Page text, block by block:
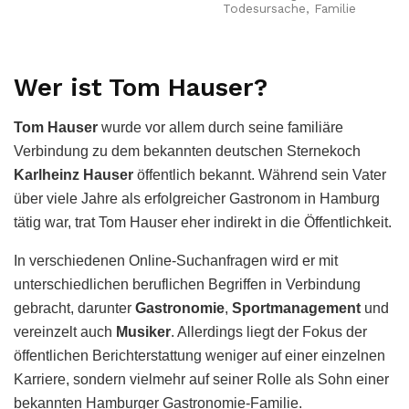
Todesursache, Familie
Wer ist Tom Hauser?
Tom Hauser wurde vor allem durch seine familiäre
Verbindung zu dem bekannten deutschen Sternekoch
Karlheinz Hauser öffentlich bekannt. Während sein Vater
über viele Jahre als erfolgreicher Gastronom in Hamburg
tätig war, trat Tom Hauser eher indirekt in die Öffentlichkeit.
In verschiedenen Online-Suchanfragen wird er mit
unterschiedlichen beruflichen Begriffen in Verbindung
gebracht, darunter Gastronomie, Sportmanagement und
vereinzelt auch Musiker. Allerdings liegt der Fokus der
öffentlichen Berichterstattung weniger auf einer einzelnen
Karriere, sondern vielmehr auf seiner Rolle als Sohn einer
bekannten Hamburger Gastronomie-Familie.